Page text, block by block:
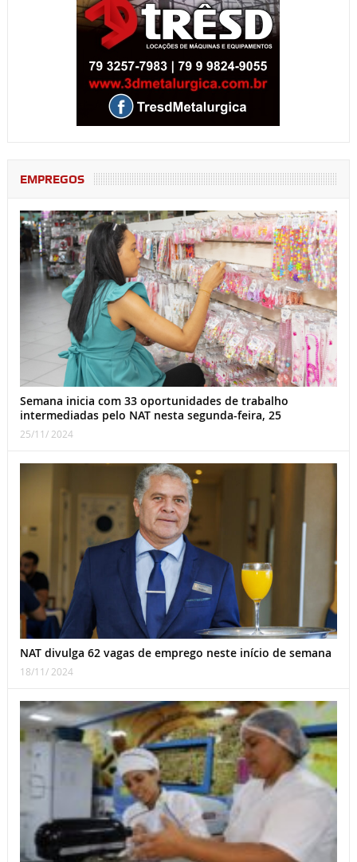
EMPREGOS
Semana inicia com 33 oportunidades de trabalho
intermediadas pelo NAT nesta segunda-feira, 25
25/11/ 2024
NAT divulga 62 vagas de emprego neste início de semana
18/11/ 2024